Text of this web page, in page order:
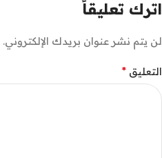
اترك تعليقاً
لن يتم نشر عنوان بريدك الإلكتروني.
التعليق *